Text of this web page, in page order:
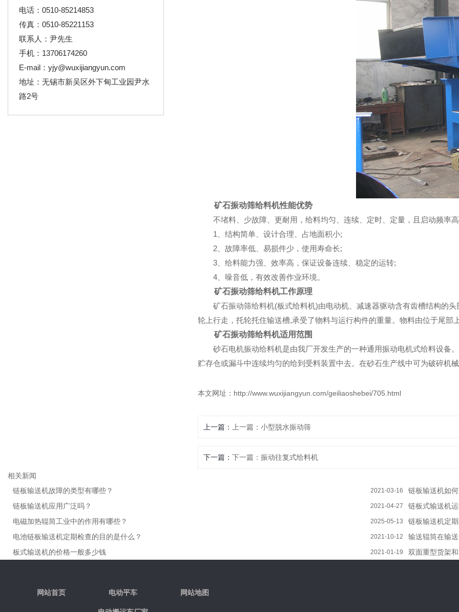
电话：0510-85214853
传真：0510-85221153
联系人：尹先生
手机：13706174260
E-mail：yjy@wuxijiangyun.com
地址：无锡市新吴区外下甸工业园尹水
路2号
矿石振动筛给料机性能优势
不堵料、少故障、更耐用，给料均匀、连续、定时、定量，且启动频率
1、结构简单、设计合理、占地面积小;
2、故障率低、易损件少，使用寿命长;
3、给料能力强、效率高，保证设备连续、稳定的运转;
4、噪音低，有效改善作业环境。
矿石振动筛给料机工作原理
矿石振动筛给料机(板式给料机)由电动机、减速器驱动含有齿槽结构的头
轮上行走，托轮托住输送槽,承受了物料与运行构件的重量。物料由位于尾
矿石振动筛给料机适用范围
砂石电机振动给料机是由我厂开发生产的一种通用振动电机式给料设备
贮存仓或漏斗中连续均匀的给到受料装置中去。在砂石生产线中可为破碎机
本文网址：http://www.wuxijiangyun.com/geiliaoshebei/705.html
上一篇： 上一篇：小型脱水振动筛
下一篇：下一篇：振动往复式给料机
相关新闻
链板输送机故障的类型有哪些？
2021-03-16
链板输送机如
链板输送机应用广泛吗？
2021-04-27
链板式输送机
电磁加热辊筒工业中的作用有哪些？
2025-05-13
链板输送机定
电池链板输送机定期检查的目的是什么？
2021-10-12
输送辊筒在输
板式输送机的价格一般多少钱
2021-01-19 双面重型货架
网站首页 电动平车 网站地图